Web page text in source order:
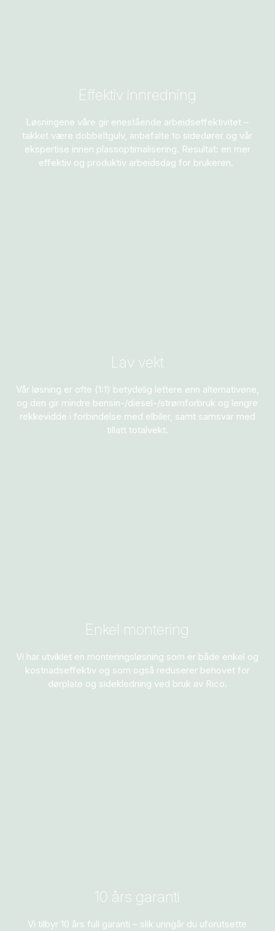
Effektiv innredning
Løsningene våre gir enestående arbeidseffektivitet –
takket være dobbeltgulv, anbefalte to sidedører og vår
ekspertise innen plassoptimalisering. Resultat: en mer
effektiv og produktiv arbeidsdag for brukeren.
Lav vekt
Vår løsning er ofte (1:1) betydelig lettere enn alternativene,
og den gir mindre bensin-/diesel-/strømforbruk og lengre
rekkevidde i forbindelse med elbiler, samt samsvar med
tillatt totalvekt.
Enkel montering
Vi har utviklet en monteringsløsning som er både enkel og
kostnadseffektiv og som også reduserer behovet for
dørplate og sidekledning ved bruk av Rico.
10 års garanti
Vi tilbyr 10 års full garanti – slik unngår du uforutsette